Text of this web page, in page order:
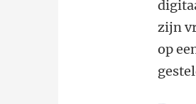
zijn
op